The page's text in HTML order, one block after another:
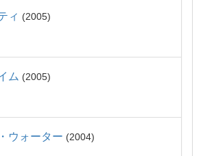
ィ 2005
ム 2005
ウォーター 2004